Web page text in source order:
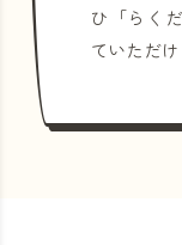
ひ「らく
ていただ